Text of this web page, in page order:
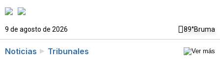
9 de agosto de 2026 89°Bruma
Noticias Tribunales